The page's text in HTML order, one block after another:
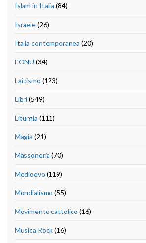
Islam in Italia (84)
Israele(26)
Italia contemporanea (20)
L'ONU (34)
Laicismo (123)
Libri(549)
Liturgia (111)
Magia (21)
Massoneria (70)
Medioevo (119)
Mondialismo (55)
Movimento cattolico (16)
Musica Rock(16)